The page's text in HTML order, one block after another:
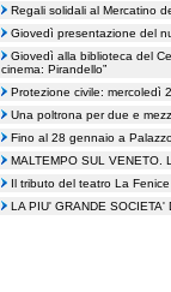
Regali solidali al Mercatino
Giovedì presentazione del
Giovedì alla biblioteca del
cinema: Pirandello”
Protezione civile: mercoledì
Una poltrona per due e
Fino al 28 gennaio a
MALTEMPO SUL VENETO.
Il tributo del teatro La
LA PIU' GRANDE SOCIETA'